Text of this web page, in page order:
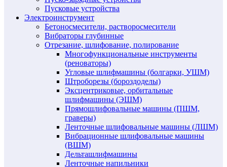
Пусковые устройства
Электроинструмент
Бетоносмесители, растворосмесители
Вибраторы глубинные
Отрезание, шлифование, полирование
Многофункциональные инструменты
(реноваторы)
Угловые шлифмашины (болгарки, УШМ)
Штроборезы (бороздоделы)
Эксцентриковые, орбитальные
шлифмашины (ЭШМ)
Прямошлифовальные машины (ПШМ,
граверы)
Ленточные шлифовальные машины (ЛШМ)
Вибрационные шлифовальные машины
(ВШМ)
Дельташлифмашины
Ленточные напильники